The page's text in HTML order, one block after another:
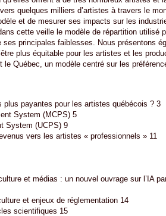
quelques milliers d’artistes à travers le
et de mesurer ses impacts sur les
cette veille le modèle de répartition utilisé
ses principales faiblesses. Nous présentons
plus équitable pour les artistes et les
le Québec, un modèle centré sur les
plus payantes pour les artistes québécois ? 3
System (MCPS) 5
System (UCPS) 9
vers les artistes « professionnels » 11
et médias : un nouvel ouvrage sur l’IA
et enjeux de réglementation 14
scientifiques 15